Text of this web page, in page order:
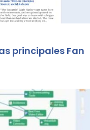
principales Fan